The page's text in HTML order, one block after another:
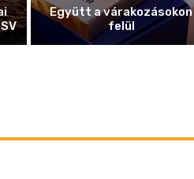
Együtt a várakozásokon
felül